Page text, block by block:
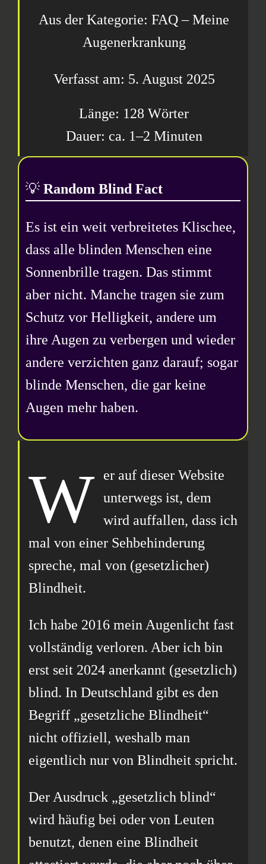
Aus der Kategorie: FAQ – Meine
Augenerkrankung
5. August 2025
128 Wörter
1–2 Minuten
💡Random Blind Fact
Es ist ein weit verbreitetes Klischee,
dass alle blinden Menschen eine
Sonnenbrille tragen. Das stimmt
aber nicht. Manche tragen sie zum
Schutz vor Helligkeit, andere um
ihre Augen zu verbergen und wieder
andere verzichten ganz darauf; sogar
blinde Menschen, die gar keine
Augen mehr haben.
W
er auf dieser Website
unterwegs ist, dem
wird auffallen, dass ich
mal von einer Sehbehinderung
spreche, mal von (gesetzlicher)
Blindheit.
Ich habe 2016 mein Augenlicht fast
vollständig verloren. Aber ich bin
erst seit 2024 anerkannt (gesetzlich)
blind. In Deutschland gibt es den
Begriff „gesetzliche Blindheit“
nicht offiziell, weshalb man
eigentlich nur von Blindheit spricht.
Der Ausdruck „gesetzlich blind“
wird häufig bei oder von Leuten
benutzt, denen eine Blindheit